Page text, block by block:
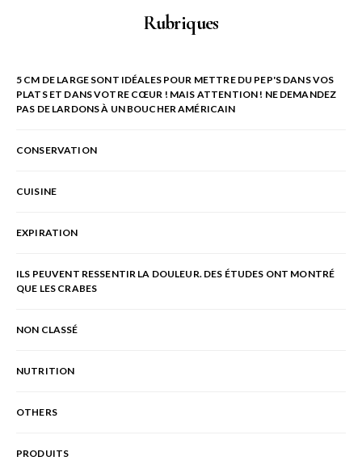
Rubriques
5 CM DE LARGE SONT IDÉALES POUR METTRE DU PEP'S DANS VOS
PLATS ET DANS VOTRE CŒUR ! MAIS ATTENTION ! NE DEMANDEZ
PAS DE LARDONS À UN BOUCHER AMÉRICAIN
CONSERVATION
CUISINE
EXPIRATION
ILS PEUVENT RESSENTIR LA DOULEUR. DES ÉTUDES ONT MONTRÉ
QUE LES CRABES
NON CLASSÉ
NUTRITION
OTHERS
PRODUITS